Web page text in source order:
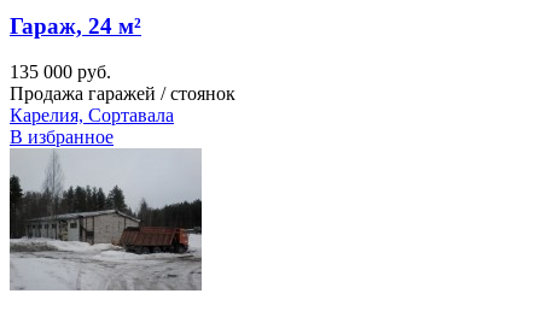
Гараж, 24 м²
135 000 руб.
Продажа гаражей / стоянок
Карелия, Сортавала
В избранное